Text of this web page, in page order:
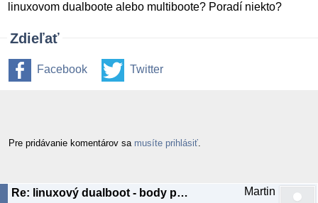
linuxovom dualboote alebo multiboote? Poradí niekto?
Zdieľať
Facebook Twitter
Pre pridávanie komentárov sa musíte prihlásiť
Re: linuxový dualboot - body pripojenia Martin